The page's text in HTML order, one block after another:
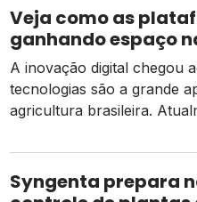
desenvolvimento – época
para a cultura. Por isso, é
dentro do panorama atual,
Veja como as
ganhando espaço
A inovação digital chegou
tecnologias são a grande
agricultura brasileira.
processamento de dados
Inteligências integradas,
automação dos modelos
Syngenta prepara